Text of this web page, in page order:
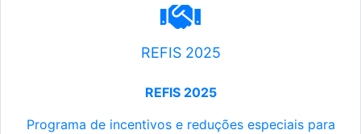
REFIS 2025
REFIS 2025
Programa de incentivos e reduções especiais para